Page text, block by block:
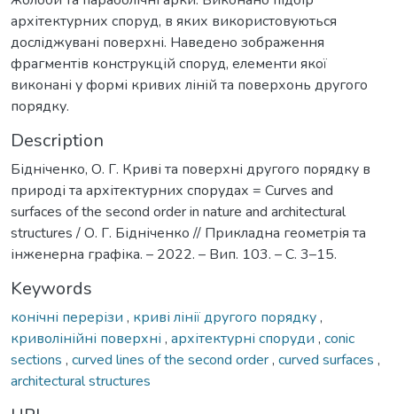
архітектурних споруд, в яких використовуються
досліджувані поверхні. Наведено зображення
фрагментів конструкцій споруд, елементи якої
виконані у формі кривих ліній та поверхонь другого
порядку.
Description
Бідніченко, О. Г. Криві та поверхні другого порядку в
природі та архітектурних спорудах = Curves and
surfaces of the second order in nature and architectural
structures / О. Г. Бідніченко // Прикладна геометрія та
інженерна графіка. – 2022. – Вип. 103. – С. 3–15.
Keywords
конічні перерізи , криві лінії другого порядку,
криволінійні поверхні , архітектурні споруди , conic
sections , curved lines of the second order, curved surfaces ,
architectural structures